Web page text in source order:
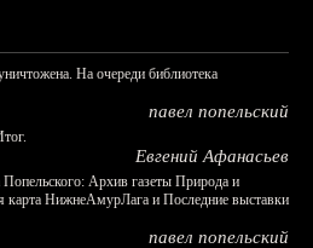
На очереди библиотека
павел попельский
Евгений Афанасьев
Архив газеты Природа и
карта НижнеАмурЛага и Последние выставки
павел попельский